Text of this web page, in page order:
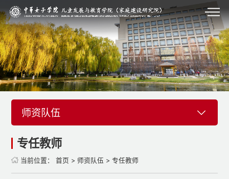
师资队伍
专任教师
当前位置： 首页 > 师资队伍 > 专任教师